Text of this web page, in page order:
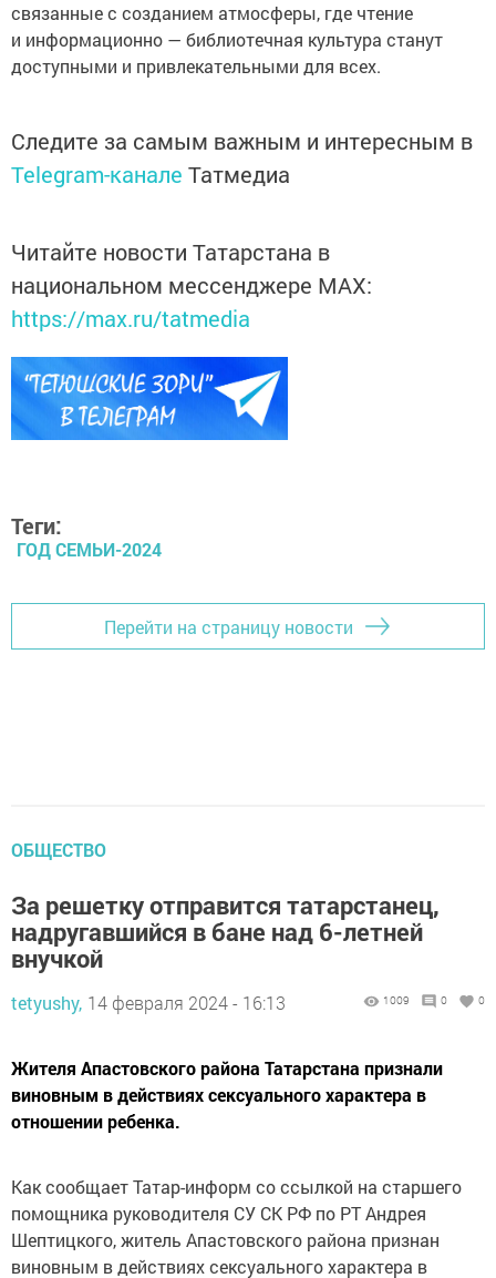
связанные с созданием атмосферы, где чтение
и информационно — библиотечная культура станут
доступными и привлекательными для всех.
Следите за самым важным и интересным в
Telegram-канале Татмедиа
Читайте новости Татарстана в
национальном мессенджере MАХ:
https://max.ru/tatmedia
Теги:
ГОД СЕМЬИ-2024
Перейти на страницу новости
ОБЩЕСТВО
За решетку отправится татарстанец,
надругавшийся в бане над 6-летней
внучкой
tetyushy, 14 февраля 2024 - 16:13 1009 0 0
Жителя Апастовского района Татарстана признали
виновным в действиях сексуального характера в
отношении ребенка.
Как сообщает Татар-информ со ссылкой на старшего
помощника руководителя СУ СК РФ по РТ Андрея
Шептицкого, житель Апастовского района признан
виновным в действиях сексуального характера в